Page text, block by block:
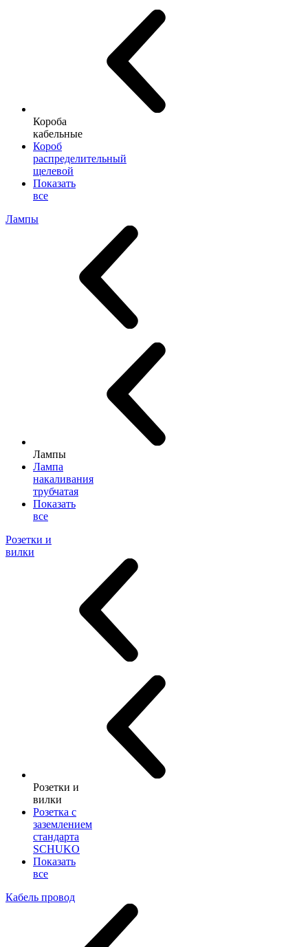
Короба
кабельные
Короб
распределительный
щелевой
Показать
все
Лампы
Лампы
Лампа
накаливания
трубчатая
Показать
все
Розетки и
вилки
Розетки и
вилки
Розетка с
заземлением
стандарта
SCHUKO
Показать
все
Кабель провод